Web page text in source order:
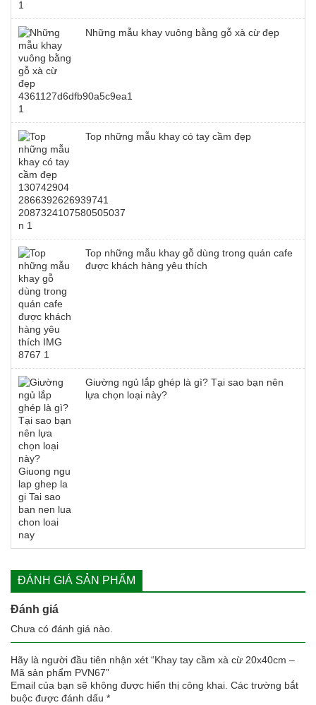
Những mẫu khay vuông bằng gỗ xà cừ đẹp
Top những mẫu khay có tay cầm đẹp
Top những mẫu khay gỗ dùng trong quán cafe
được khách hàng yêu thích
Giường ngủ lắp ghép là gì? Tại sao bạn nên
lựa chọn loại này?
ĐÁNH GIÁ SẢN PHẨM
Đánh giá
Chưa có đánh giá nào.
Hãy là người đầu tiên nhận xét “Khay tay cầm xà cừ 20x40cm –
Mã sản phẩm PVN67”
Email của bạn sẽ không được hiển thị công khai. Các trường bắt
buộc được đánh dấu *